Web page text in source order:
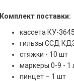
Комплект поставки:
кассета КУ-
гильзы ССД
стяжки - 10 шт
маркеры 0-9 - 1
пинцет – 1 шт